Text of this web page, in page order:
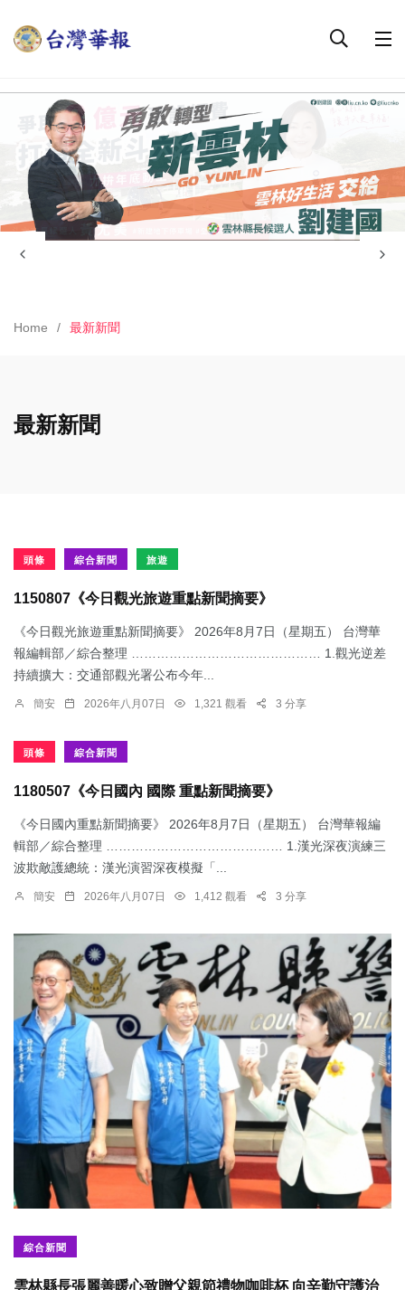
Home 最新新聞
最新新聞
頭條 綜合新聞 旅遊
1150807《今日觀光旅遊重點新聞摘要》
《今日觀光旅遊重點新聞摘要》 2026年8月7日（星期五） 台灣華
報編輯部／綜合整理 ……………………………………… 1.觀光逆差
持續擴大：交通部觀光署公布今年...
簡安 2026年八月07日 1,321 觀看 3 分享
頭條 綜合新聞
1180507《今日國內 國際 重點新聞摘要》
《今日國內重點新聞摘要》 2026年8月7日（星期五） 台灣華報編
輯部／綜合整理 …………………………………… 1.漢光深夜演練三
波欺敵護總統：​漢光演習深夜模擬「...
簡安 2026年八月07日 1,412 觀看 3 分享
綜合新聞
雲林縣長張麗善暖心致贈父親節禮物咖啡杯 向辛勤守護治